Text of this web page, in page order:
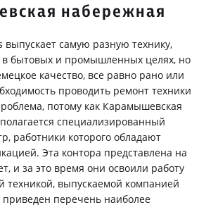
набережная
самую разную технику,
в бытовых и промышленных целях, но
качество, все равно рано или
проводить ремонт техники
потому как Карамышевская
специализированный
работники которого обладают
Эта контора представлена на
и за это время они освоили работу
техникой, выпускаемой компанией
перечень наиболее